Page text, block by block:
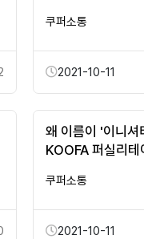
쿠퍼소통
2021-10-11
왜 이름이 '이니셔
KOOFA 퍼실리테
쿠퍼소통
2021-10-11